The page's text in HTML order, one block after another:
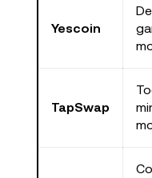
Yescoin
TapSwap